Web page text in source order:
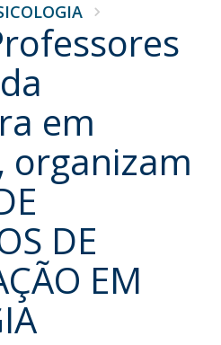
em
organizam
DE
EM